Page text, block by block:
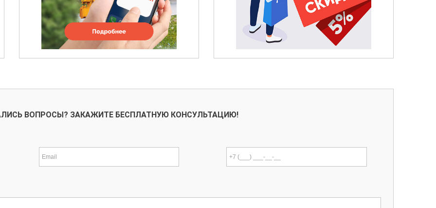
ВОПРОСЫ? ЗАКАЖИТЕ БЕСПЛАТНУЮ КОНСУЛЬТАЦИЮ!